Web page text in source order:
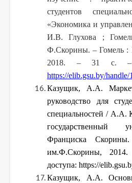
студентов
«Экономика и
И.В. Глухова ;
Ф.Скорины. – Гомель
2018. – 31 с. –
https://elib.gsu.by/
Казущик, А.А.
руководство для
специальностей / А.А.
государственный
Франциска
им.Ф.Скорины,
доступа: https://
Казущик, А.А.